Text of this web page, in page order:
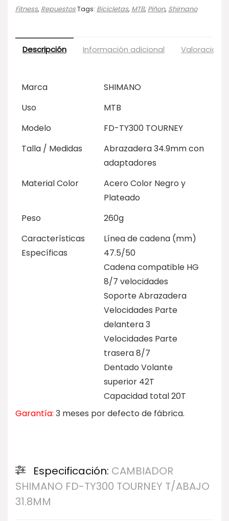
Fitness, RepuestosTags: Bicicletas, MTB, Piñon, Shimano
Descripción Información adicional
Marca
SHIMANO
Uso
MTB
Modelo
FD-TY300 TOURNEY
Talla / Medidas
Abrazadera 34.9mm con
adaptadores
Material Color
Acero Color Negro y
Plateado
Peso
260g
Características
Específicas
Línea de cadena (mm)
47.5/50
Cadena compatible HG
8/7 velocidades
Soporte Abrazadera
Velocidades Parte
delantera 3
Velocidades Parte
trasera 8/7
Dentado Volante
superior 42T
Capacidad total 20T
Garantía: 3 meses por defecto de fábrica.
Especificación: CAMBIADOR
SHIMANO FD-TY300 TOURNEY T/ABAJO
31.8MM